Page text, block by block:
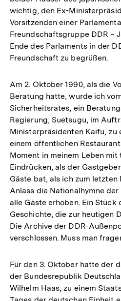
wichtig, den Ex-
Vorsitzenden einer
Freundschaftsgruppe DDR –
Ende des Parlaments in der
Freundschaft zu begrüßen.
Am 2. Oktober 1990, als die
Beratung hatte, wurde ich
Sicherheitsrates, ein
Regierung, Suetsugu, im
Ministerpräsidenten Kaifu, zu
einem öffentlichen
Moment in meinem Leben
Eindrücken, als der
Gäste bat, als ich zum letzten
Anlass die Nationalhymne
alle Gäste erhoben. Ein
Geschichte, die zur heutigen
Die Archive der DDR-
verschlossen. Muss man
Für den 3. Oktober hatte der
der Bundesrepublik
Wilhelm Haas, zu einem